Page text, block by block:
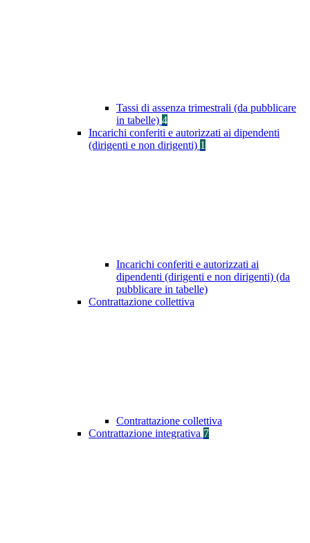
Tassi di assenza trimestrali (da pubblicare
in tabelle) 4
Incarichi conferiti e autorizzati ai dipendenti
(dirigenti e non dirigenti) 1
Incarichi conferiti e autorizzati ai
dipendenti (dirigenti e non dirigenti) (da
pubblicare in tabelle)
Contrattazione collettiva
Contrattazione collettiva
Contrattazione integrativa 7